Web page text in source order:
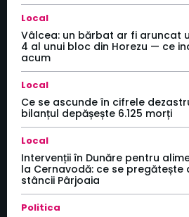
Local
Vâlcea: un bărbat ar fi aruncat
4 al unui bloc din Horezu — ce
acum
Local
Ce se ascunde în cifrele
bilanțul depășește 6.125 morți
Local
Intervenții în Dunăre pentru
la Cernavodă: ce se pregătește
stâncii Pârjoaia
Politica